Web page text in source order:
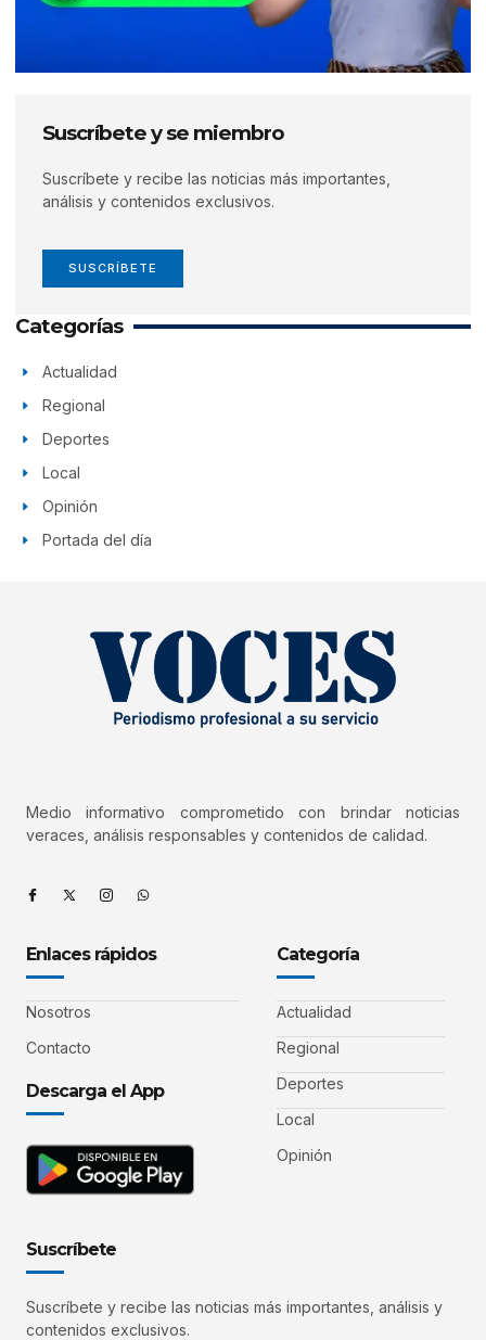
Suscríbete y se miembro
Suscríbete y recibe las noticias más importantes,
análisis y contenidos exclusivos.
SUSCRÍBETE
Categorías
Actualidad
Regional
Deportes
Local
Opinión
Portada del día
Medio informativo comprometido con brindar noticias
veraces, análisis responsables y contenidos de calidad.
Enlaces rápidos
Nosotros
Contacto
Descarga el App
Categoría
Actualidad
Regional
Deportes
Local
Opinión
Suscríbete
Suscríbete y recibe las noticias más importantes, análisis y
contenidos exclusivos.